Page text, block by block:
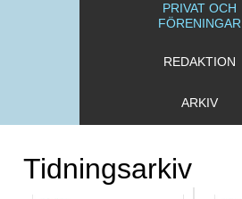
PRIVAT OCH
FÖRENINGAR
REDAKTION
ARKIV
Tidningsarkiv